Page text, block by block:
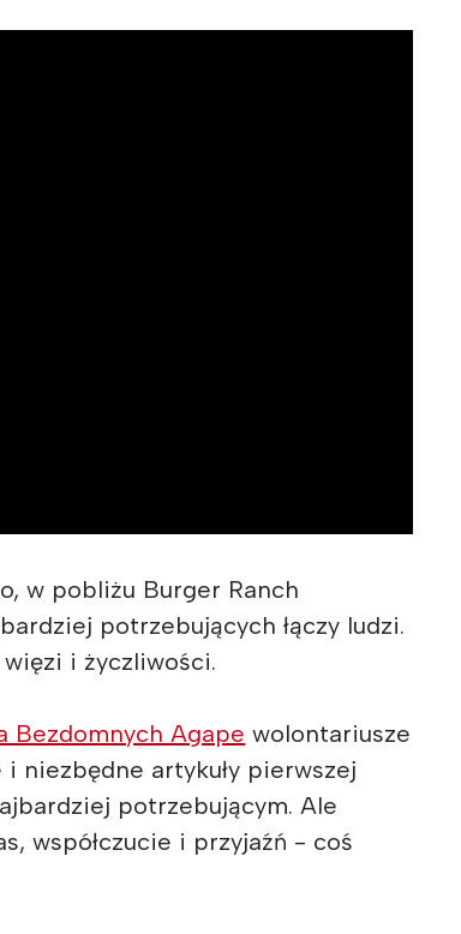
w pobliżu Burger Ranch
potrzebujących łączy ludzi.
i życzliwości.
Bezdomnych Agape wolontariusze
niezbędne artykuły pierwszej
potrzebującym. Ale
współczucie i przyjaźń - coś